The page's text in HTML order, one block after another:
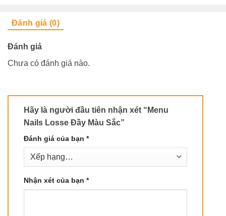
Đánh giá (0)
Đánh giá
Chưa có đánh giá nào.
Hãy là người đầu tiên nhận xét “Menu
Nails Losse Đầy Màu Sắc”
Đánh giá của bạn *
Nhận xét của bạn *